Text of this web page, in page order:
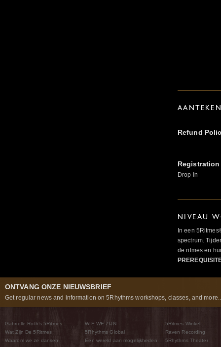
Refund
Drop In
NIVEAU
In een
spectrum.
de ritmes en
ONTVANG ONZE NIEUWSBRIEF
Get regular news and information on 5Rhythms workshops, classes, and
Gabrielle Roth’s 5Ritmes
Wat Zijn De 5Ritmes
Waarom we ze dansen
WIE WE ZIJN
5Rhythms Global
Een wereld aan mogelijkheden
5Ritmes Winkel
Raven Recording
5Rhythms Theater